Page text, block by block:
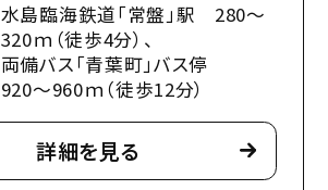
水島臨海鉄道「常盤」駅 280〜
320ｍ（徒歩4分）、
両備バス「青葉町」バス停
920〜960ｍ（徒歩12分）
詳細を見る